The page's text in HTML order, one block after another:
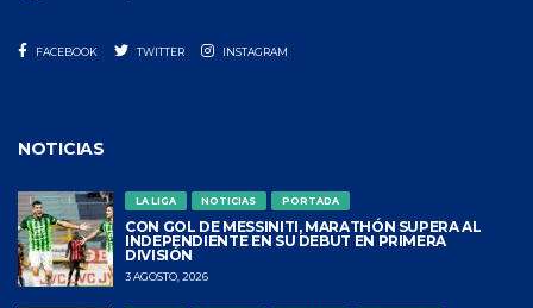
FACEBOOK TWITTER INSTAGRAM
NOTICIAS
LA LIGA NOTICIAS PORTADA
CON GOL DE MESSINITI, MARATHÓN SUPERA AL
INDEPENDIENTE EN SU DEBUT EN PRIMERA
DIVISIÓN
3 AGOSTO, 2026